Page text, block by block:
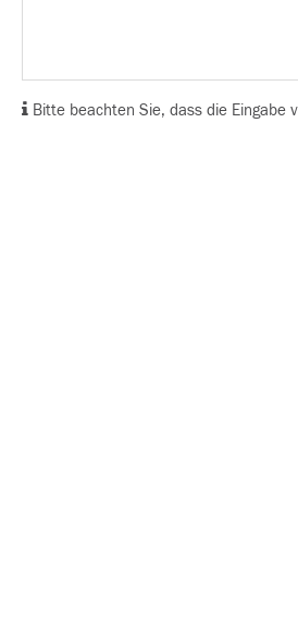
Bitte beachten Sie, dass die Eingabe